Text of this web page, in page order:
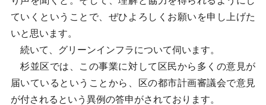
ていくということで、ぜひよろしくお願いを申し上げた
いと思います。
続いて、グリーンインフラについて伺います。
杉並区では、この事業に対して区民から多くの意見が
届いているということから、区の都市計画審議会で意見
が付されるという異例の答申がされております。